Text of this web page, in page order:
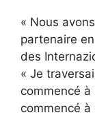
« Nous
partenaire
des
« Je
commencé
commencé